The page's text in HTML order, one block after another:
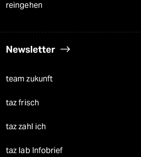
reingehen
Newsletter
team zukunft
taz frisch
taz zahl ich
taz lab Infobrief